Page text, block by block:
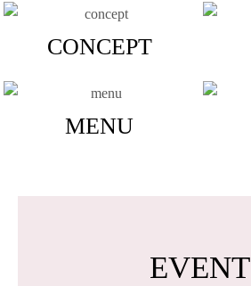
CONCEPT
MENU
EVENT